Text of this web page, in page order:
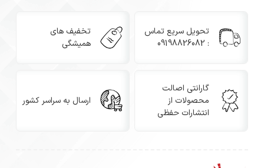
تحویل سریع تماس
: 09198826082
تخفیف های
همیشگی
گارانتی اصالت
محصولات از
انتشارات حفظی
ارسال به سراسر کشور